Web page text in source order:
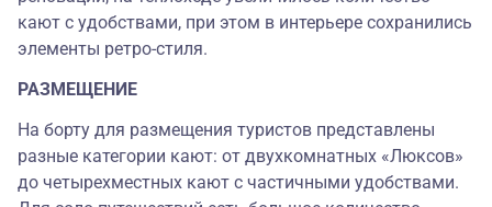
кают с удобствами, при этом в интерьере сохранились
элементы ретро-стиля.
РАЗМЕЩЕНИЕ
На борту для размещения туристов представлены
разные категории кают: от двухкомнатных «Люксов»
до четырехместных кают с частичными удобствами.